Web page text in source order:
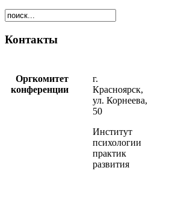
Контакты
Оргкомитет
конференции
г.
Красноярск,
ул. Корнеева,
50
Институт
психологии
практик
развития